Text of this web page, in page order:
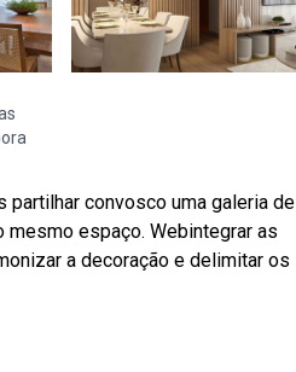
partilhar convosco uma galeria de
mesmo espaço. Webintegrar as
a decoração e delimitar os